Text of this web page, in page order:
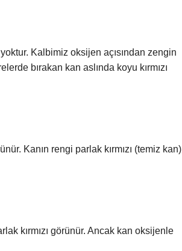
Kalbimiz oksijen açısından zengin
bırakan kan aslında koyu kırmızı
Kanın rengi parlak kırmızı (temiz kan)
kırmızı görünür. Ancak kan oksijenle